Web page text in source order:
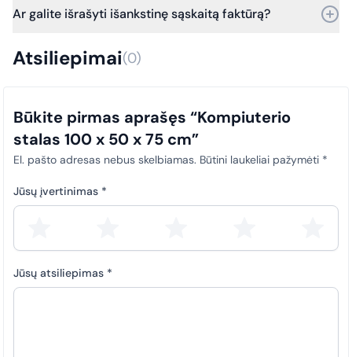
Nuo 2025 m. sausio 1 d. visi viešosios įstaigos pirkimų
sistemą. Šis reikalavimas taikomas visiems pirkimams, siekiant
užtikrinti skaidrumą ir tinkamą atitiktį teisės aktų nuostatoms.
Ar galite išrašyti išankstinę sąskaitą faktūrą?
Atsiliepimai(0)
Būkite pirmas aprašęs “Kompiuterio
stalas 100 x 50 x 75 cm”
El. pašto adresas nebus skelbiamas. Būtini laukeliai pažymėti *
Jūsų įvertinimas *
Jūsų atsiliepimas *